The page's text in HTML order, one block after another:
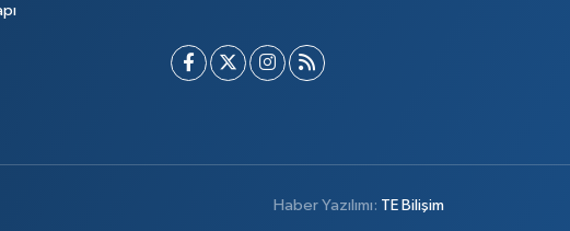
Haber Yazılımı: TE Bilişim